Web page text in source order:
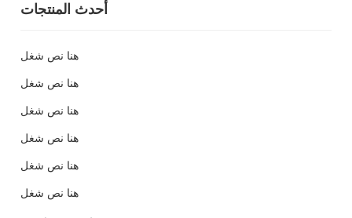
أحدث المنتجات
هنا نص شغل
هنا نص شغل
هنا نص شغل
هنا نص شغل
هنا نص شغل
هنا نص شغل